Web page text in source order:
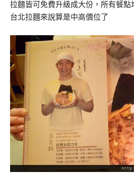
拉麵皆可免費升級成大份，所有餐
台北拉麵來說算是中高價位了